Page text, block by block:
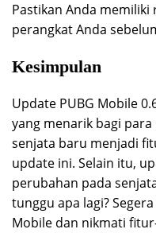
Pastikan Anda
perangkat Anda
Kesimpulan
Update PUBG Mobile
yang menarik bagi
senjata baru menjadi
update ini. Selain itu,
perubahan pada
tunggu apa lagi?
Mobile dan nikmati